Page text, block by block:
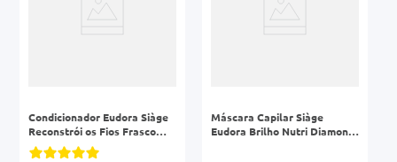
Condicionador Eudora Siàge
Reconstrói os Fios Frasco
200ml
Máscara Capilar Siàge
Eudora Brilho Nutri Diamond